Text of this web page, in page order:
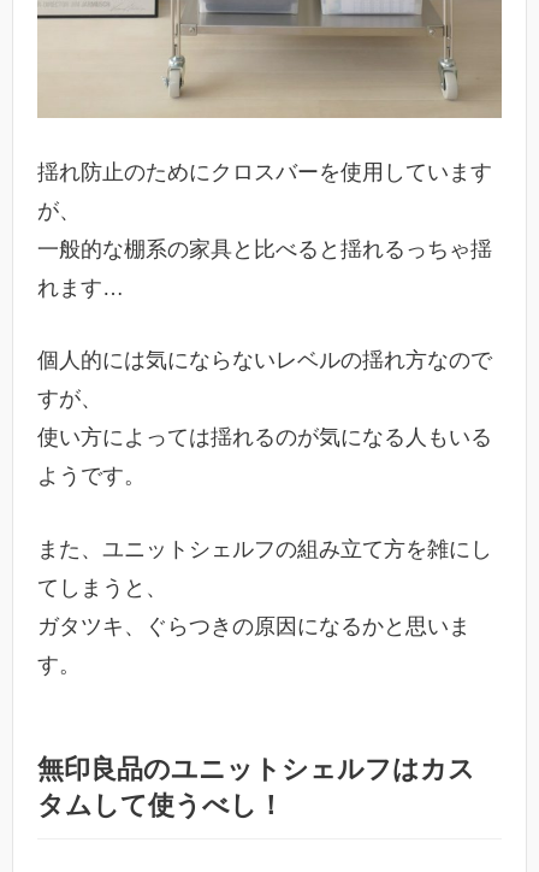
揺れ防止のためにクロスバーを使用しています
が、
一般的な棚系の家具と比べると揺れるっちゃ揺
れます…
個人的には気にならないレベルの揺れ方なので
すが、
使い方によっては揺れるのが気になる人もいる
ようです。
また、ユニットシェルフの組み立て方を雑にし
てしまうと、
ガタツキ、ぐらつきの原因になるかと思いま
す。
無印良品のユニットシェルフはカス
タムして使うべし！